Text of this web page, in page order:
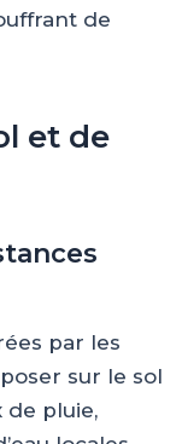
de
et de
par les
sur le sol
de pluie,